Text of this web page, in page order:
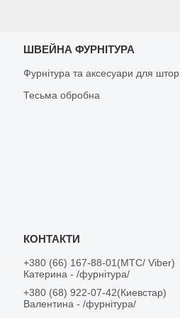
ШВЕЙНА ФУРНІТУРА
Фурнітура та аксесуари для штор
Тесьма обробна
+380 (66) 167-88-01 МТС/ Viber
Катерина - /фурнітура/
+380 (68) 922-07-42 Киевстар
Валентина - /фурнітура/